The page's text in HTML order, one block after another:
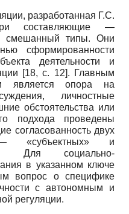
разработанная Г.С.
составляющие —
смешанный типы. Они
сформированности
деятельности и
[18, с. 12]. Главным
является опора на
личностные
обстоятельства или
подхода проведены
согласованность двух
«субъектных» и
Для социально-
в указанном ключе
вопрос о специфике
с автономным и
регуляции.